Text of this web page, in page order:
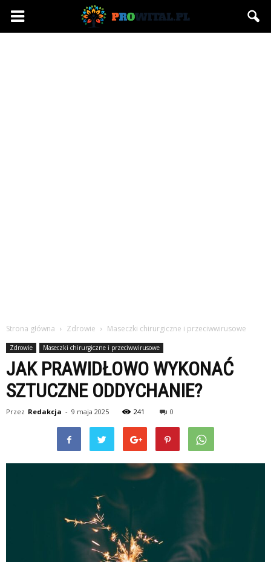
Prowital.pl
Strona główna Zdrowie Maseczki chirurgiczne i przeciwwirusowe
Zdrowie Maseczki chirurgiczne i przeciwwirusowe
JAK PRAWIDŁOWO WYKONAĆ
SZTUCZNE ODDYCHANIE?
Przez Redakcja - 9 maja 2025 241 0